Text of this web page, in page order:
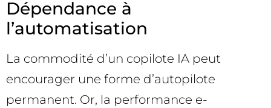
Dépendance à
l’automatisation
La commodité d’un copilote IA peut
encourager une forme d’autopilote
permanent. Or, la performance e-